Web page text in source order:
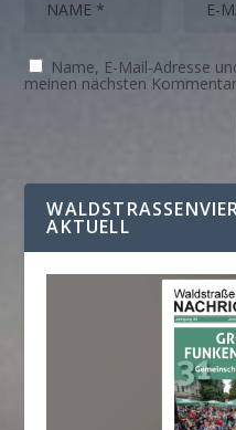
Name, E-Mail-Adresse
meinen nächsten
KTUELL